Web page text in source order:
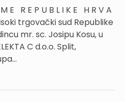
R E P U B L I K E H R V A
trgovački sud Republike
mr. sc. Josipu Kosu, u
C d.o.o. Split,